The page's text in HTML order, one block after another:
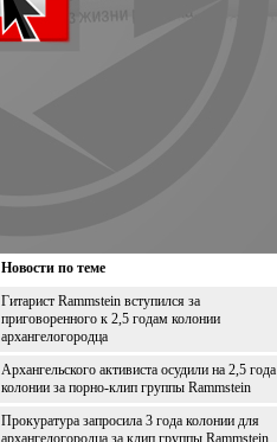
Новости по теме
Гитарист Rammstein вступился за
приговоренного к 2,5 годам колонии
архангелогородца
Архангельского активиста осудили на 2,5 года
колонии за порно-клип группы Rammstein
Прокуратура запросила 3 года колонии для
архангелогородца за клип группы Rammstein